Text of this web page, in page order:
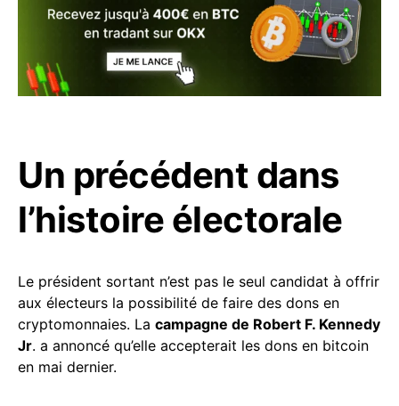
Un précédent dans
l’histoire électorale
Le président sortant n’est pas le seul candidat à offrir
aux électeurs la possibilité de faire des dons en
cryptomonnaies. La campagne de Robert F. Kennedy
Jr. a annoncé qu’elle accepterait les dons en bitcoin
en mai dernier.